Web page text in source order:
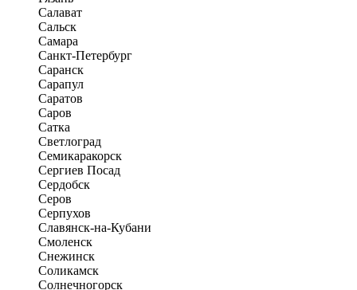
Салават
Сальск
Самара
Санкт-Петербург
Саранск
Сарапул
Саратов
Саров
Сатка
Светлоград
Семикаракорск
Сергиев Посад
Сердобск
Серов
Серпухов
Славянск-на-Кубани
Смоленск
Снежинск
Соликамск
Солнечногорск